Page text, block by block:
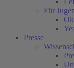
Für
Presse